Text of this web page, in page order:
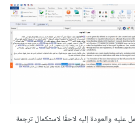
عليه والعودة إليه لاحقًا لاستكمال ترجمة